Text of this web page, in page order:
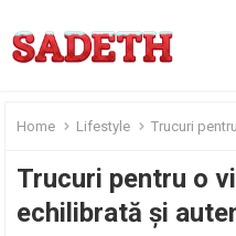
Home Lifestyle Trucuri pentru
Trucuri pentru o
echilibrată și